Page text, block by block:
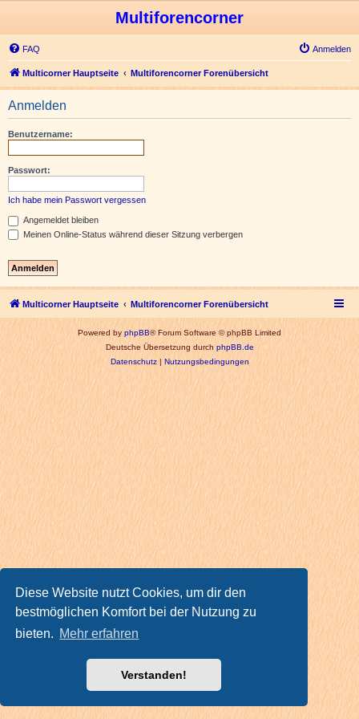
Diese Website nutzt Cookies, um dir den
bestmöglichen Komfort bei der Nutzung zu
bieten. Mehr erfahren
Verstanden!
Multiforencorner
FAQ Anmelden
Multicorner Hauptseite Multiforencorner Forenübersicht
Anmelden
Benutzername:
Passwort:
Ich habe mein Passwort vergessen
Angemeldet bleiben
Meinen Online-Status während dieser Sitzung verbergen
Multicorner Hauptseite Multiforencorner Forenübersicht
Powered byphpBB® Forum Software © phpBB Limited
Deutsche Übersetzung durchphpBB.de
Datenschutz| Nutzungsbedingungen